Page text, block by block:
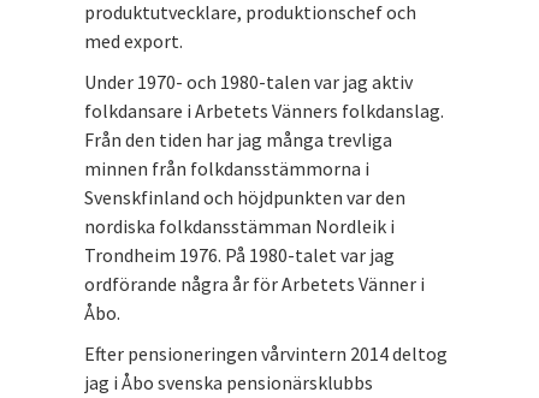
produktutvecklare, produktionschef och
med export.
Under 1970- och 1980-talen var jag aktiv
folkdansare i Arbetets Vänners folkdanslag.
Från den tiden har jag många trevliga
minnen från folkdansstämmorna i
Svenskfinland och höjdpunkten var den
nordiska folkdansstämman Nordleik i
Trondheim 1976. På 1980-talet var jag
ordförande några år för Arbetets Vänner i
Åbo.
Efter pensioneringen vårvintern 2014 deltog
jag i Åbo svenska pensionärsklubbs